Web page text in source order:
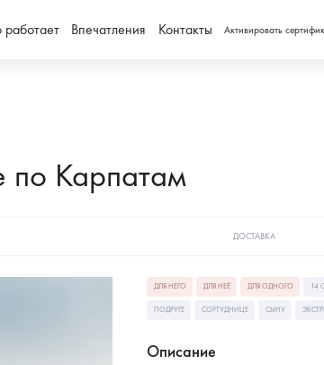
работает Впечатления Контакты Активировать
по Карпатам
ДОСТАВКА
ДЛЯ НЕГО ДЛЯ НЕЁ ДЛЯ ОДНОГО 14
ПОДРУГЕ СОРТУДНИЦЕ СЫНУ
Описание